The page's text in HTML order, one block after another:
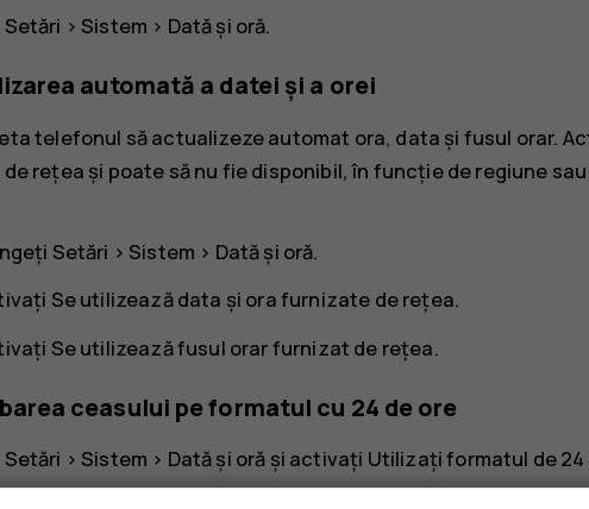
Setări > Sistem > Dată și oră.
automată a datei și a orei
telefonul să actualizeze automat ora, data și fusul orar.
rețea și poate să nu fie disponibil, în funcție de regiune
Setări > Sistem > Dată și oră.
Se utilizează data și ora furnizate de rețea.
Se utilizează fusul orar furnizat de rețea.
ceasului pe formatul cu 24 de ore
Setări > Sistem > Dată și oră și activați Utilizați formatul de 24